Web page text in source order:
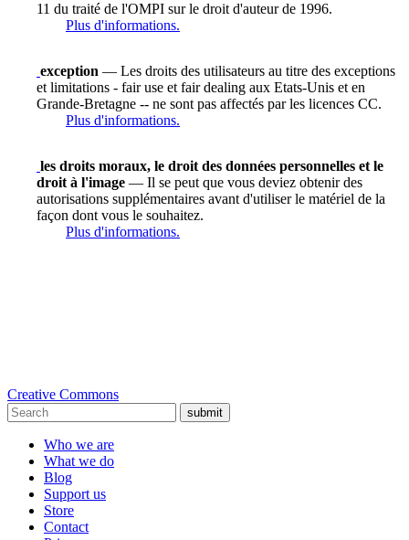
11 du traité de l'OMPI sur le droit d'auteur de 1996.
Plus d'informations.
exception — Les droits des utilisateurs au titre des exceptions
et limitations - fair use et fair dealing aux Etats-Unis et en
Grande-Bretagne -- ne sont pas affectés par les licences CC.
Plus d'informations.
les droits moraux, le droit des données personnelles et le
droit à l'image — Il se peut que vous deviez obtenir des
autorisations supplémentaires avant d'utiliser le matériel de la
façon dont vous le souhaitez.
Plus d'informations.
Creative Commons
submit
Who we are
What we do
Blog
Support us
Store
Contact